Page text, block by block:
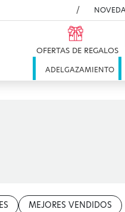
OFERTAS DE REGALOS
ADELGAZAMIENTO
MEJORES VENDIDOS